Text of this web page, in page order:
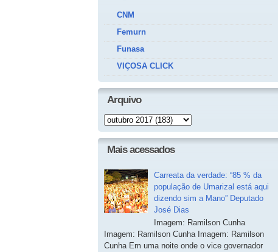
CNM
Femurn
Funasa
VIÇOSA CLICK
Arquivo
Mais acessados
Carreata da verdade: “85 % da
população de Umarizal está aqui
dizendo sim a Mano” Deputado
José Dias
Imagem: Ramilson Cunha
Imagem: Ramilson Cunha Imagem: Ramilson
Cunha Em uma noite onde o vice governador